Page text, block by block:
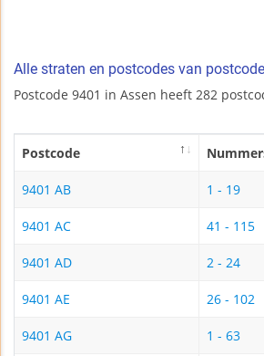
Alle straten en postcodes van
Postcode 9401 in Assen heeft 282
Postcode
9401 AB 1 - 19
9401 AC 41 - 115
9401 AD 2 - 24
9401 AE 26 - 102
9401 AG 1 - 63